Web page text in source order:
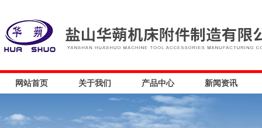
网站首页 关于我们 产品中心 新闻资讯